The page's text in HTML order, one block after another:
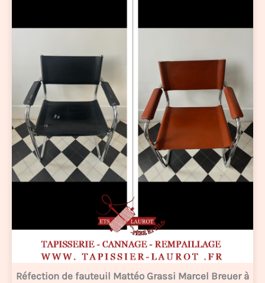
Réfection de fauteuil Mattéo Grassi Marcel Breuer à